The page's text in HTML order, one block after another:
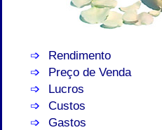
Rendimento
Preço de Venda
Lucros
Custos
Gastos